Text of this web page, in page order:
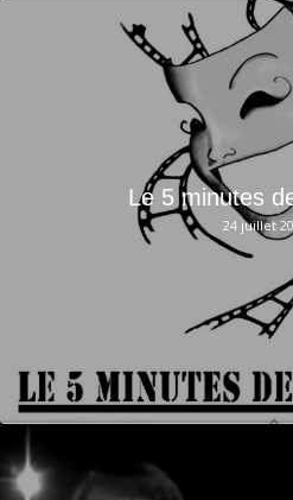
Le 5 minutes
24 juillet